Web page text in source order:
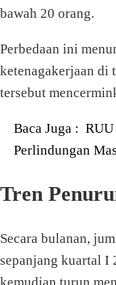
bawah 20 orang.
Perbedaan ini
ketenagakerjaan di
tersebut
Baca Juga : RUU
Perlindungan
Tren
Secara bulanan,
sepanjang kuartal I